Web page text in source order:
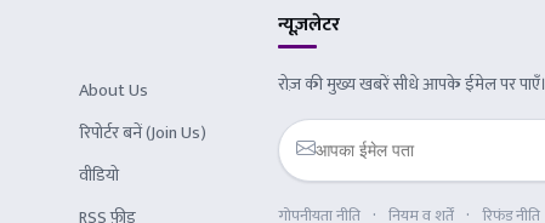
About Us
रिपोर्टर बनें (Join Us)
वीडियो
न्यूज़लेटर
रोज़ की मुख्य खबरें सीधे आपके ईमेल पर पाएँ।
गोपनीयता नीति नियम व शर्तें रिफंड नीति